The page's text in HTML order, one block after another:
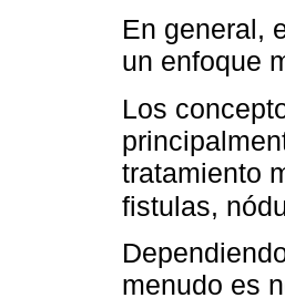
En general,
un enfoque
Los
tratamiento
fistulas,
menudo es